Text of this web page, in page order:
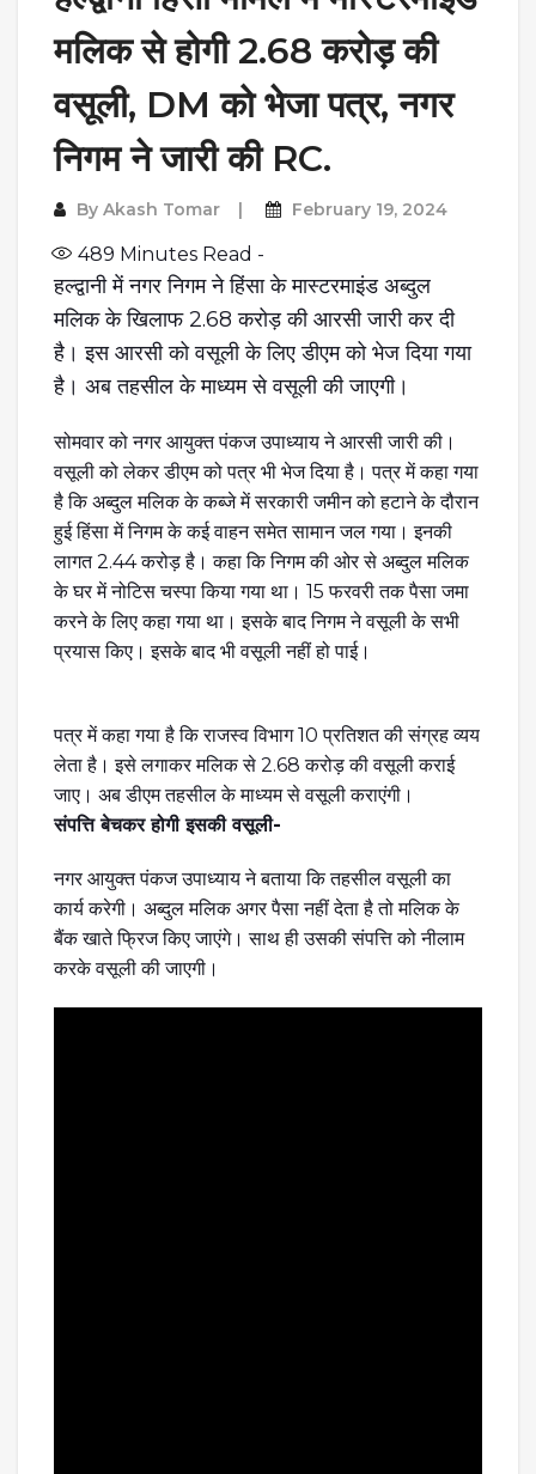
मलिक से होगी 2.68 करोड़ की
वसूली, DM को भेजा पत्र, नगर
निगम ने जारी की RC.
By Akash Tomar February 19, 2024
489 Minutes Read -
हल्द्वानी में नगर निगम ने हिंसा के मास्टरमाइंड अब्दुल
मलिक के खिलाफ 2.68 करोड़ की आरसी जारी कर दी
है। इस आरसी को वसूली के लिए डीएम को भेज दिया गया
है। अब तहसील के माध्यम से वसूली की जाएगी।
सोमवार को नगर आयुक्त पंकज उपाध्याय ने आरसी जारी की।
वसूली को लेकर डीएम को पत्र भी भेज दिया है। पत्र में कहा गया
है कि अब्दुल मलिक के कब्जे में सरकारी जमीन को हटाने के दौरान
हुई हिंसा में निगम के कई वाहन समेत सामान जल गया। इनकी
लागत 2.44 करोड़ है। कहा कि निगम की ओर से अब्दुल मलिक
के घर में नोटिस चस्पा किया गया था। 15 फरवरी तक पैसा जमा
करने के लिए कहा गया था। इसके बाद निगम ने वसूली के सभी
प्रयास किए। इसके बाद भी वसूली नहीं हो पाई।
पत्र में कहा गया है कि राजस्व विभाग 10 प्रतिशत की संग्रह व्यय
लेता है। इसे लगाकर मलिक से 2.68 करोड़ की वसूली कराई
जाए। अब डीएम तहसील के माध्यम से वसूली कराएंगी।
संपत्ति बेचकर होगी इसकी वसूली-
नगर आयुक्त पंकज उपाध्याय ने बताया कि तहसील वसूली का
कार्य करेगी। अब्दुल मलिक अगर पैसा नहीं देता है तो मलिक के
बैंक खाते फ्रिज किए जाएंगे। साथ ही उसकी संपत्ति को नीलाम
करके वसूली की जाएगी।